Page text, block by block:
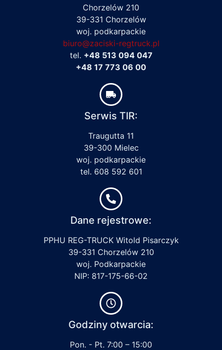
Chorzelów 210
39-331 Chorzelów
woj. podkarpackie
biuro@zaciski-regtruck.pl
tel. +48 513 094 047
+48 17 773 06 00
Serwis TIR:
Traugutta 11
39-300 Mielec
woj. podkarpackie
tel. 608 592 601
Dane rejestrowe:
PPHU REG-TRUCK Witold Pisarczyk
39-331 Chorzelów 210
woj. Podkarpackie
NIP: 817-175-66-02
Godziny otwarcia:
Pon. - Pt. 7:00 – 15:00